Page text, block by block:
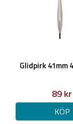
Glidpirk 41mm
89 kr
KÖP